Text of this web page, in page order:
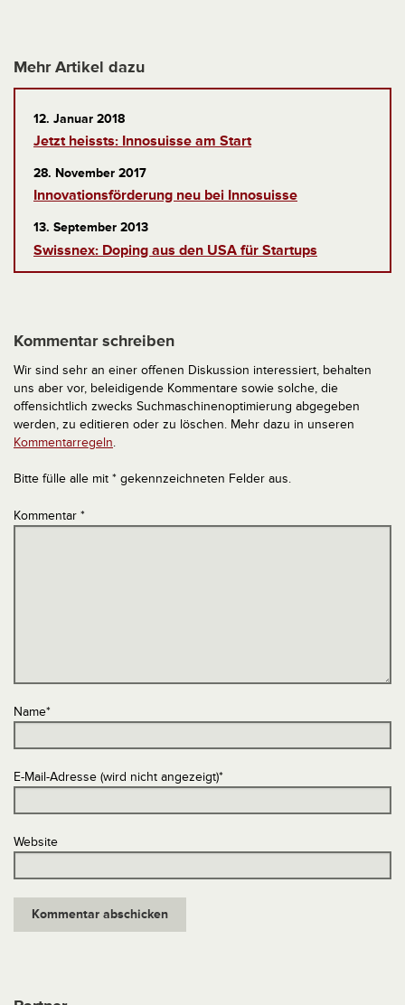
Mehr Artikel dazu
12. Januar 2018
Jetzt heissts: Innosuisse am Start
28. November 2017
Innovationsförderung neu bei Innosuisse
13. September 2013
Swissnex: Doping aus den USA für Startups
Kommentar schreiben
Wir sind sehr an einer offenen Diskussion interessiert, behalten
uns aber vor, beleidigende Kommentare sowie solche, die
offensichtlich zwecks Suchmaschinenoptimierung abgegeben
werden, zu editieren oder zu löschen. Mehr dazu in unseren
Kommentarregeln.
Bitte fülle alle mit * gekennzeichneten Felder aus.
Kommentar *
Name*
E-Mail-Adresse (wird nicht angezeigt)*
Website